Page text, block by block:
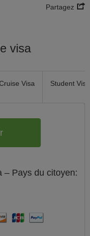
Partagez
visa
Visa Student Visa
– Pays du citoyen: